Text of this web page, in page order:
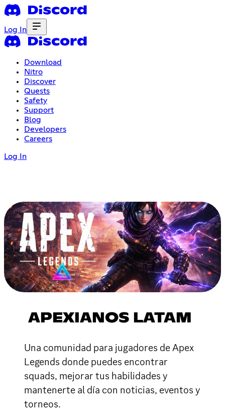
Log In
Download
Nitro
Discover
Quests
Safety
Support
Blog
Developers
Careers
Log In
APEXIANOS LATAM
Una comunidad para jugadores de Apex
Legends donde puedes encontrar
squads, mejorar tus habilidades y
mantenerte al día con noticias, eventos y
torneos.